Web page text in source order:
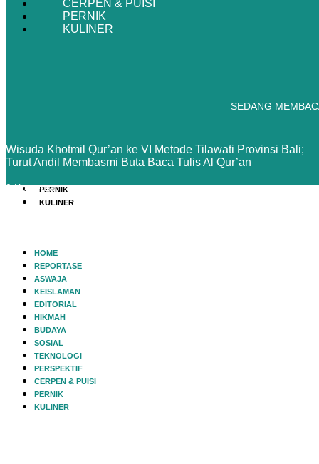
Lewati ke konten
Whatsapp Facebook
TEKNOLOGI
PERSPEKTIF
PERNIK
KULINER
HOME
REPORTASE
ASWAJA
KEISLAMAN
EDITORIAL
HIKMAH
BUDAYA
SOSIAL
TEKNOLOGI
PERSPEKTIF
CERPEN & PUISI
PERNIK
KULINER
CERPEN & PUISI
PERNIK
KULINER
SEDANG
Wisuda Khotmil Qur’an ke VI Metode Tilawati Provinsi Bali;
Turut Andil Membasmi Buta Baca Tulis Al Qur’an
0 Komentar